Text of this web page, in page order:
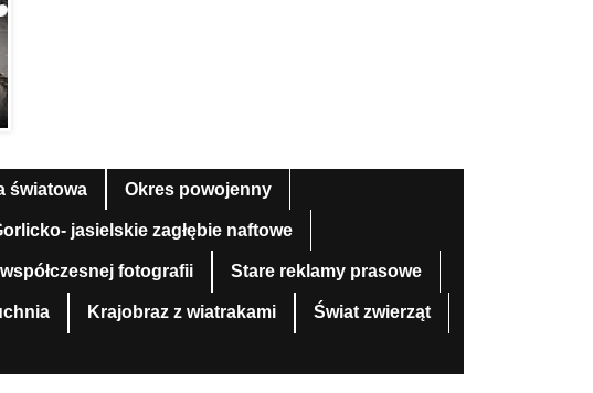
światowa Okres powojenny
jasielskie zagłębie naftowe
fotografii Stare reklamy prasowe
Krajobraz z wiatrakami Świat zwierząt